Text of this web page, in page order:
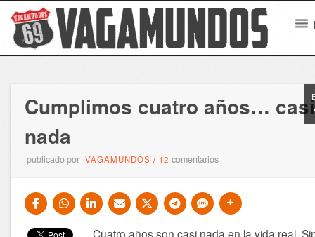
Cumplimos cuatro años… casi
nada
publicado por VAGAMUNDOS / 12comentarios
Cuatro años son casi nada en la vida real.